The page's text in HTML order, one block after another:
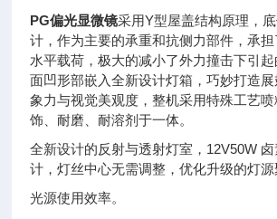
PG偏光显微镜采用Y型屋盖结构原理，
计，作为主要的承重和抗侧力部件，承
水平载荷，极大的减小了外力撞击下引
面凹形部嵌入全新设计灯箱，巧妙打造
象力与视觉美观度，整机采用特殊工艺
饰、耐磨、耐溶剂于一体。
全新设计的反射与透射灯室，12V50W
计，灯丝中心无需调整，优化升级的灯
光源使用效率。